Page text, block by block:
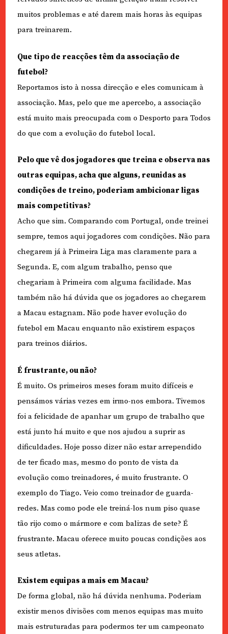
muitos problemas e até darem mais horas às equipas
para treinarem.
Que tipo de reacções têm da associação de
futebol?
Reportamos isto à nossa direcção e eles comunicam à
associação. Mas, pelo que me apercebo, a associação
está muito mais preocupada com o Desporto para Todos
do que com a evolução do futebol local.
Pelo que vê dos jogadores que treina e observa nas
outras equipas, acha que alguns, reunidas as
condições de treino, poderiam ambicionar ligas
mais competitivas?
Acho que sim. Comparando com Portugal, onde treinei
sempre, temos aqui jogadores com condições. Não para
chegarem já à Primeira Liga mas claramente para a
Segunda. E, com algum trabalho, penso que
chegariam à Primeira com alguma facilidade. Mas
também não há dúvida que os jogadores ao chegarem
a Macau estagnam. Não pode haver evolução do
futebol em Macau enquanto não existirem espaços
para treinos diários.
É frustrante, ou não?
É muito. Os primeiros meses foram muito difíceis e
pensámos várias vezes em irmo-nos embora. Tivemos
foi a felicidade de apanhar um grupo de trabalho que
está junto há muito e que nos ajudou a suprir as
dificuldades. Hoje posso dizer não estar arrependido
de ter ficado mas, mesmo do ponto de vista da
evolução como treinadores, é muito frustrante. O
exemplo do Tiago. Veio como treinador de guarda-
redes. Mas como pode ele treiná-los num piso quase
tão rijo como o mármore e com balizas de sete? É
frustrante. Macau oferece muito poucas condições aos
seus atletas.
Existem equipas a mais em Macau?
De forma global, não há dúvida nenhuma. Poderiam
existir menos divisões com menos equipas mas muito
mais estruturadas para podermos ter um campeonato